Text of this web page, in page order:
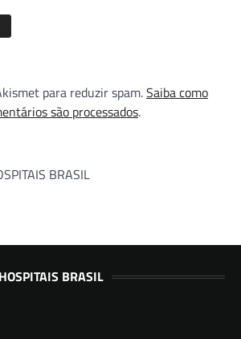
para reduzir spam.Saiba como
são processados.
BRASIL
BRASIL